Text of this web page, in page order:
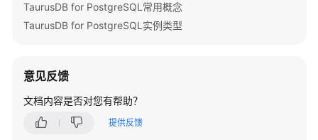
核
介
用
指
TaurusDB for PostgreSQL常用概念
TaurusDB for PostgreSQL实例类型
意见反馈
文档内容是否对您有帮助？
提供反馈